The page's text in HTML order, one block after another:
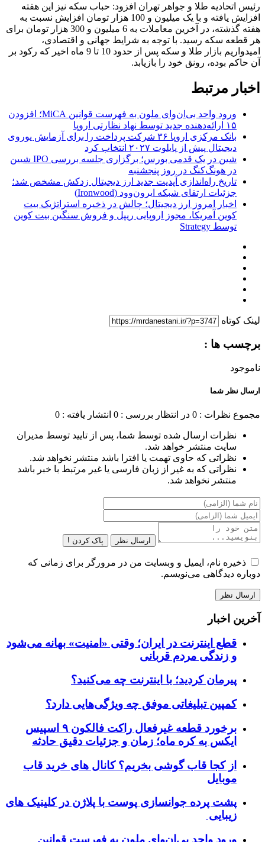
رئیس اتحادیه طلا و جواهر تهران افزود: حباب سکه نیز این هفته
افزایش یافته و با یک میلیون و 100 هزار تومان افزایش نسبت به
هفته گذشته، در آخرین معاملات به 6 میلیون و 300 هزار تومان برای
هر قطعه سکه رسید. با توجه به شرایط جهانی و اقتصادی،
امیدواریم بازار طلا و سکه پس از حدود 10 تا 9 ماه اخیر که رکود بر
آن حاکم بوده، رونق خود را بازیابد.
اخبار مرتبط
ورود واحد بی‌ان‌وای ملون به فهرست قوانین MiCA؛ افزودن
۱۵ ارائه‌دهنده جدید توسط نهاد نظارتی اروپا
بانک مرکزی اروپا ۳۶ شرکت پرداخت را برای آزمایش یوروی
دیجیتال پیش از پایلوت ۲۰۲۷ انتخاب کرد
شین در یک قدمی بورس؛ برگزاری جلسه بررسی IPO شیین
در هونگ‌کنگ در روز پنجشنبه
تاریخ راه‌اندازی آپدیت جدید ارز دیجیتال زدکش مشخص شد؛
جزئیات ارتقای شبکه ایرون‌وود (Ironwood)
اخبار امروز ارز دیجیتال؛ چالش در ذخیره استراتژیک بیت
کوین آمریکا، مجوز اروپایی ریپل و فروش سنگین بیت کوین
توسط Strategy
لینک کوتاه
برچسب ها :
ناموجود
ارسال نظر شما
مجموع نظرات : 0 در انتظار بررسی : 0 انتشار یافته : 0
نظرات ارسال شده توسط شما، پس از تایید توسط مدیران
سایت منتشر خواهد شد.
نظراتی که حاوی تهمت یا افترا باشد منتشر نخواهد شد.
نظراتی که به غیر از زبان فارسی یا غیر مرتبط با خبر باشد
منتشر نخواهد شد.
ارسال نظر پاک کردن !
ذخیره نام، ایمیل و وبسایت من در مرورگر برای زمانی که
دوباره دیدگاهی می‌نویسم.
آخرین اخبار
قطع اینترنت در ایران؛ وقتی «امنیت» بهانه می‌شود
و زندگی مردم قربانی
پیرمان کردید؛ با اینترنت چه می‌کنید؟
کمپین تبلیغاتی موفق چه ویژگی‌هایی دارد؟
برخورد قطعه غیرفعال راکت فالکون ۹ اسپیس
ایکس به کره ماه؛ زمان و جزئیات دقیق حادثه
از کجا قاب گوشی بخریم؟ کانال های خرید قاب
موبایل
پشت پرده جوانسازی پوست با پلاژن در کلینیک های
زیبایی
ورود واحد بی‌ان‌وای ملون به فهرست قوانین